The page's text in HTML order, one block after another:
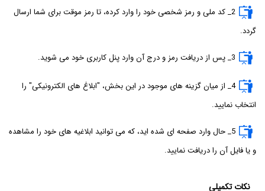
2_ کد ملی و رمز شخصی خود را وارد کرده، تا رمز موقت برای شما ارسال
گردد.
3_ پس از دریافت رمز و درج آن وارد پنل کاربری خود می شوید.
4_ از میان گزینه های موجود در این بخش، "ابلاغ های الکترونیکی" را
انتخاب نمایید.
5_ حال وارد صفحه ای شده اید، که می توانید ابلاغیه های خود را مشاهده
و یا فایل آن را دریافت نمایید.
نکات تکمیلی